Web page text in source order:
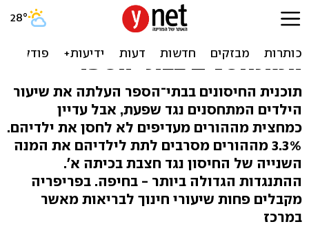
דו"ח משרד הבריאות חושף:
זה שיעור התלמידים
המתחסנים בבתי הספר
תוכנית החיסונים בבתי־הספר העלתה את שיעור
הילדים המתחסנים נגד שפעת, אבל עדיין
כמחצית מההורים מעדיפים לא לחסן את ילדיהם.
3.3% מההורים מסרבים לתת לילדיהם את המנה
השנייה של החיסון נגד חצבת בכיתה א'.
ההתנגדות הגדולה ביותר - בחיפה. בפריפריה
מקבלים פחות שיעורי חינוך לבריאות מאשר
במרכז